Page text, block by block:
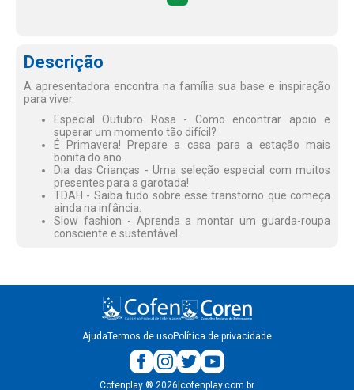
Descrição
A apresentadora encontra na família sua base e inspiração
para viver.
Especial Outubro Rosa - Como encontrar apoio e
superar um momento tão difícil?
É Primavera! Prepare a casa para a estação mais
bonita do ano.
Dia das Crianças - Uma seleção especial com muitos
presentes para a garotada!
TDAH - Saiba tudo sobre esse transtorno que começa
ainda na infância.
Slow fashion - Aprenda a montar um guarda-roupa
consciente e sustentável.
AjudaTermos de usoPolítica de privacidade
Cofenplay ® 2026 cofenplay.com.br